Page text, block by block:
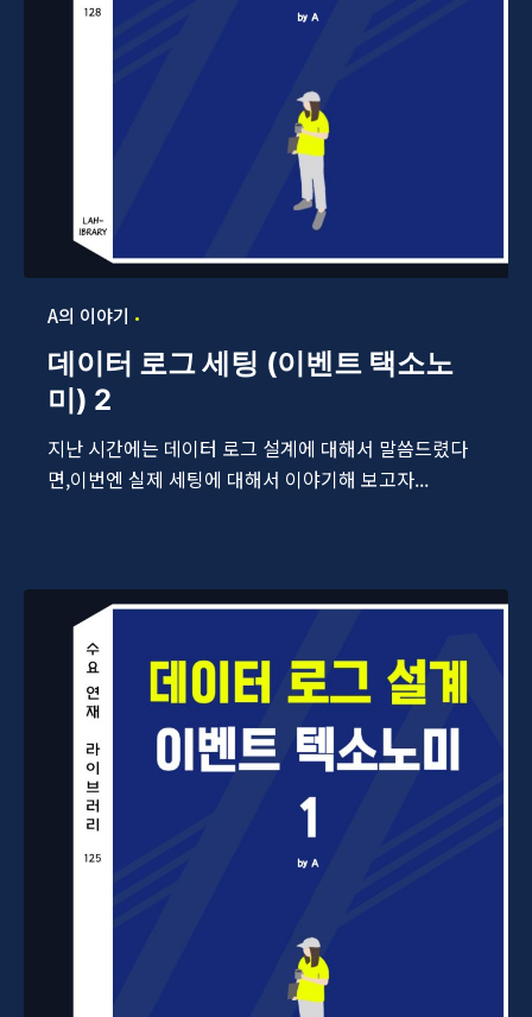
A의 이야기
데이터 로그 세팅 (이벤트 택소노
미) 2
지난 시간에는 데이터 로그 설계에 대해서 말씀드렸다
면,이번엔 실제 세팅에 대해서 이야기해 보고자...